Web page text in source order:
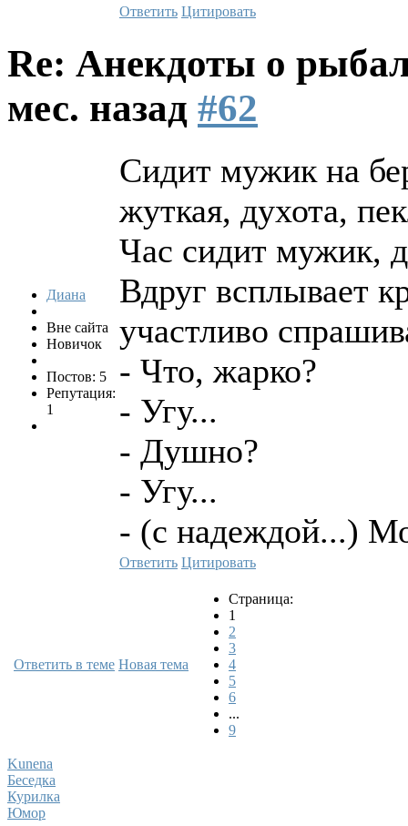
Ответить Цитировать
Re: Анекдоты о
мес. назад #62
Диана
Вне сайта
Новичок
Постов: 5
Репутация:
1
Сидит мужик на
жуткая, духота,
Час сидит мужик,
Вдруг всплывает
участливо
- Что, жарко?
- Угу...
- Душно?
- Угу...
- (с надеждой...)
Ответить Цитировать
Ответить в теме Новая тема
Страница:
1
2
3
4
5
6
...
9
Kunena
Беседка
Курилка
Юмор